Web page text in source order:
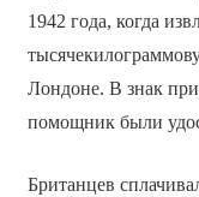
1942 года, когда
Лондоне. В знак
помощник были
Британцев